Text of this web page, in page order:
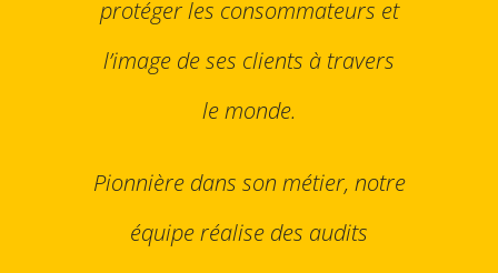
protéger les consommateurs et
l’image de ses clients à travers
le monde.
Pionnière dans son métier, notre
équipe réalise des audits